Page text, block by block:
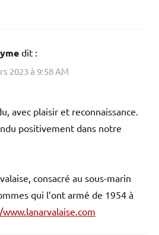
dit :
2023 à 9:58 AM
avec plaisir et reconnaissance.
positivement dans notre
consacré au sous-marin
qui l’ont armé de 1954 à